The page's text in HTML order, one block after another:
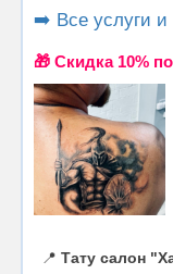
➡️ Все услуги и
🎁 Cкидка 10%
📍 Тату салон